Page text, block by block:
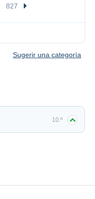
10.º
827
Sugerir una categoría